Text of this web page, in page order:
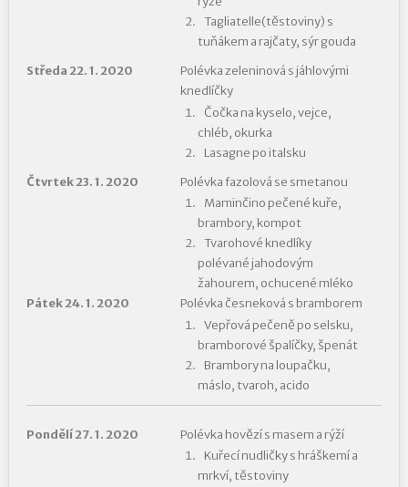
Tagliatelle(těstoviny) s
tuňákem a rajčaty, sýr gouda
Středa 22. 1. 2020
Polévka zeleninová s jáhlovými
knedlíčky
Čočka na kyselo, vejce,
chléb, okurka
Lasagne po italsku
Čtvrtek 23. 1. 2020
Polévka fazolová se smetanou
Maminčino pečené kuře,
brambory, kompot
Tvarohové knedlíky
polévané jahodovým
žahourem, ochucené mléko
Pátek 24. 1. 2020
Polévka česneková s bramborem
Vepřová pečeně po selsku,
bramborové špalíčky, špenát
Brambory na loupačku,
máslo, tvaroh, acido
Pondělí 27. 1. 2020
Polévka hovězí s masem a rýží
Kuřecí nudličky s hráškemí a
mrkví, těstoviny